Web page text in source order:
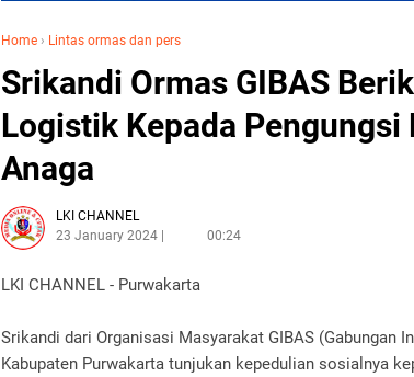
Home › Lintas ormas dan pers
Srikandi Ormas GIBAS
Logistik Kepada Pengungsi
Anaga
LKI CHANNEL
23 January 2024
00:24
LKI CHANNEL - Purwakarta
Srikandi dari Organisasi Masyarakat GIBAS (Gabungan
Kabupaten Purwakarta tunjukan kepedulian sosialnya